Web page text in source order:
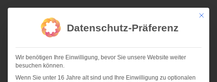
Mit
Datenschutz-Präferenz
Wir benötigen Ihre Einwilligung, bevor Sie unsere Website weiter
besuchen können.
Wenn Sie unter 16 Jahre alt sind und Ihre Einwilligung zu optionalen